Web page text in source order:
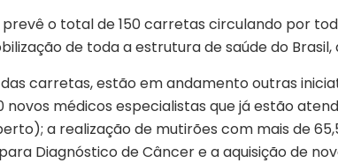
o total de 150 carretas circulando por
de toda a estrutura de saúde do Brasil,
carretas, estão em andamento outras
médicos especialistas que já estão
a realização de mutirões com mais de
Diagnóstico de Câncer e a aquisição de